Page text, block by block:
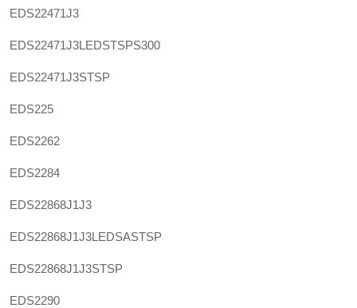
EDS22471J3
EDS22471J3LEDSTSPS300
EDS22471J3STSP
EDS225
EDS2262
EDS2284
EDS22868J1J3
EDS22868J1J3LEDSASTSP
EDS22868J1J3STSP
EDS2290